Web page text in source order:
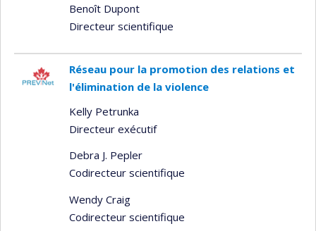
Benoît Dupont
Directeur scientifique
Réseau pour la promotion des relations et
l'élimination de la violence
Kelly Petrunka
Directeur exécutif
Debra J. Pepler
Codirecteur scientifique
Wendy Craig
Codirecteur scientifique